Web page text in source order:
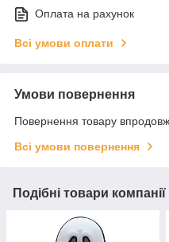
Оплата на рахунок
Всі умови оплати
Умови повернення
Повернення товару
Всі умови повернення
Подібні товари компанії